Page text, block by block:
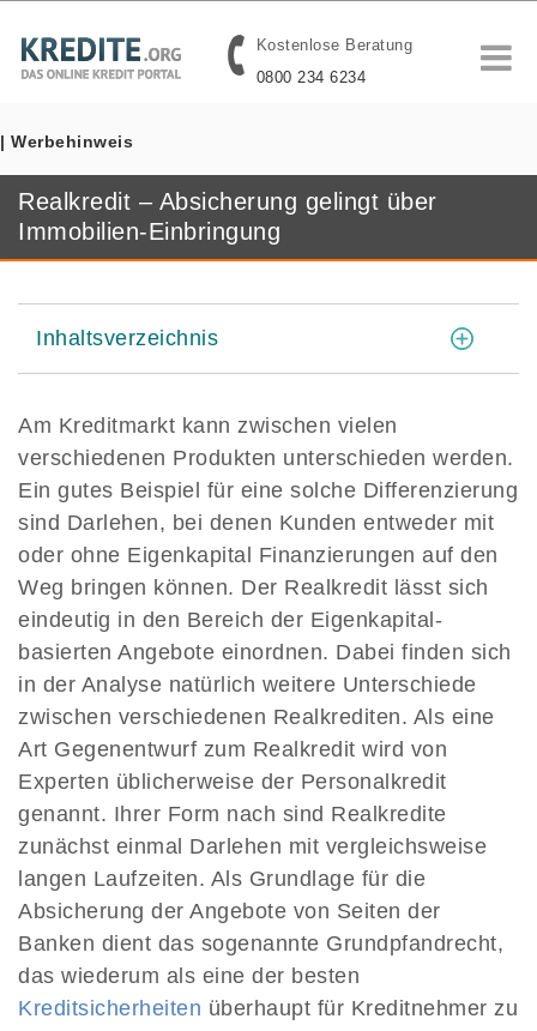
Kostenlose Beratung
0800 234 6234
| Werbehinweis
Realkredit – Absicherung gelingt über
Immobilien-Einbringung
Inhaltsverzeichnis
Am Kreditmarkt kann zwischen vielen
verschiedenen Produkten unterschieden werden.
Ein gutes Beispiel für eine solche Differenzierung
sind Darlehen, bei denen Kunden entweder mit
oder ohne Eigenkapital Finanzierungen auf den
Weg bringen können. Der Realkredit lässt sich
eindeutig in den Bereich der Eigenkapital-
basierten Angebote einordnen. Dabei finden sich
in der Analyse natürlich weitere Unterschiede
zwischen verschiedenen Realkrediten. Als eine
Art Gegenentwurf zum Realkredit wird von
Experten üblicherweise der Personalkredit
genannt. Ihrer Form nach sind Realkredite
zunächst einmal Darlehen mit vergleichsweise
langen Laufzeiten. Als Grundlage für die
Absicherung der Angebote von Seiten der
Banken dient das sogenannte Grundpfandrecht,
das wiederum als eine der besten
Kreditsicherheiten überhaupt für Kreditnehmer zu